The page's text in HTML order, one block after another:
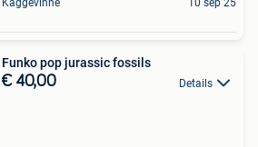
Kaggevinne 10 sep 25
Funko pop jurassic fossils
€ 40,00 Details